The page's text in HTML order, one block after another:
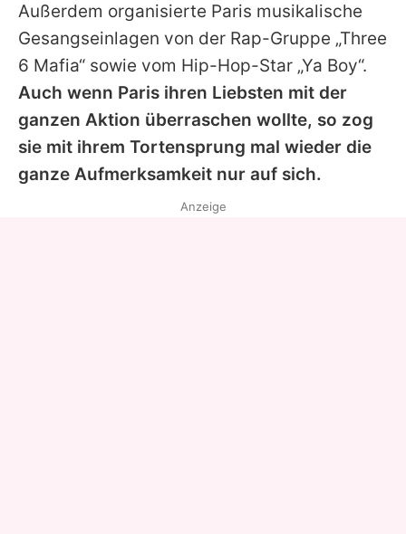
Außerdem organisierte Paris musikalische
Gesangseinlagen von der Rap-Gruppe „Three
6 Mafia“ sowie vom Hip-Hop-Star „Ya Boy“.
Auch wenn Paris ihren Liebsten mit der
ganzen Aktion überraschen wollte, so zog
sie mit ihrem Tortensprung mal wieder die
ganze Aufmerksamkeit nur auf sich.
Anzeige